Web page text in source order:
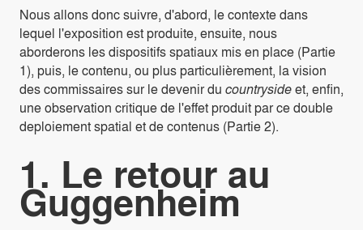
Nous allons donc suivre, d'abord, le contexte dans
lequel l'exposition est produite, ensuite, nous
aborderons les dispositifs spatiaux mis en place (Partie
1), puis, le contenu, ou plus particulièrement, la vision
des commissaires sur le devenir du countrysideet, enfin,
une observation critique de l'effet produit par ce double
deploiement spatial et de contenus (Partie 2).
1. Le retour au
Guggenheim